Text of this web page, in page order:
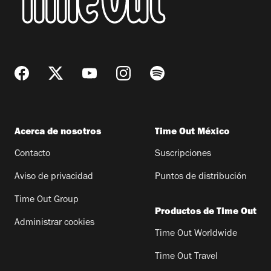
Acerca de nosotros
Contacto
Aviso de privacidad
Time Out Group
Administrar cookies
Time Out México
Suscripciones
Puntos de distribución
Productos de Time Out
Time Out Worldwide
Time Out Travel